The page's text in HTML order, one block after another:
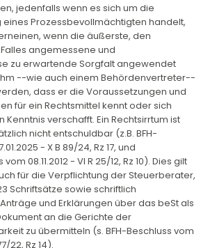
jedenfalls wenn es sich um die
eines Prozessbevollmächtigten handelt,
wenn die äußerste, den
angemessene und
zu erwartende Sorgfalt angewendet
--wie auch einem Behördenvertreter--
dass er die Voraussetzungen und
für ein Rechtsmittel kennt oder sich
Kenntnis verschafft. Ein Rechtsirrtum ist
nicht entschuldbar (z.B. BFH-
- X B 89/24, Rz 17, und
08.11.2012 - VI R 25/12, Rz 10). Dies gilt
für die Verpflichtung der Steuerberater,
Schriftsätze sowie schriftlich
und Erklärungen über das beSt als
an die Gerichte der
zu übermitteln (s. BFH-Beschluss vom
22, Rz 14).